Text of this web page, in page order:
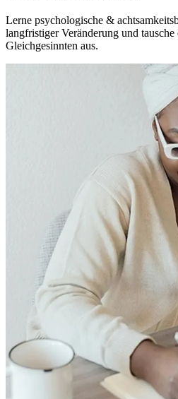
Lerne psychologische &
langfristiger Veränderung und
Gleichgesinnten aus.